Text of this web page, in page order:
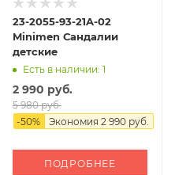
23-2055-93-21A-02
Minimen Сандалии
детские
Есть в наличии: 1
2 990 руб.
5 980 руб.
-50% Экономия 2 990 руб.
ПОДРОБНЕЕ